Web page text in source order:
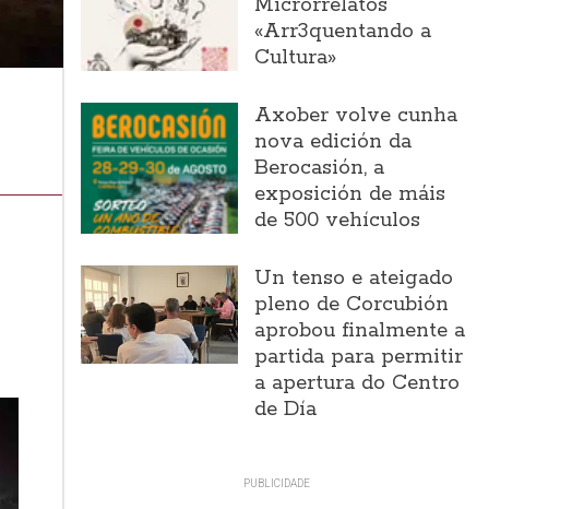
Microrrelatos
«Arr3quentando a
Cultura»
Axober volve cunha
nova edición da
Berocasión, a
exposición de máis
de 500 vehículos
Un tenso e ateigado
pleno de Corcubión
aprobou finalmente a
partida para permitir
a apertura do Centro
de Día